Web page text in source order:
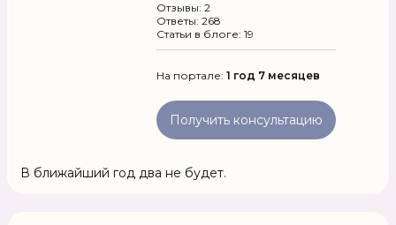
Отзывы: 2
Ответы: 268
Статьи в блоге: 19
На портале: 1 год 7 месяцев
Получить консультацию
В ближайший год два не будет.